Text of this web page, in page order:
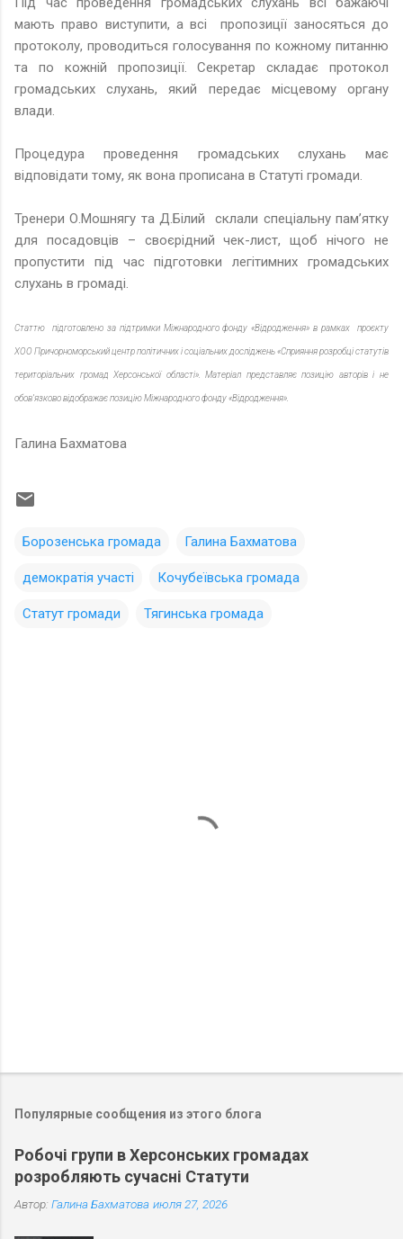
мають право виступити, а всі пропозиції заносяться до
протоколу, проводиться голосування по кожному питанню
та по кожній пропозиції. Секретар складає протокол
громадських слухань, який передає місцевому органу
влади.
Процедура проведення громадських слухань має
відповідати тому, як вона прописана в Статуті громади.
Тренери О.Мошнягу та Д.Білий склали спеціальну пам’ятку
для посадовців – своєрідний чек-лист, щоб нічого не
пропустити під час підготовки легітимних громадських
слухань в громаді.
Статтю підготовлено за підтримки Міжнародного фонду «Відродження» в рамках проєкту
ХОО Причорноморський центр політичних і соціальних досліджень «Сприяння розробці статутів
територіальних громад Херсонської області». Матеріал представляє позицію авторів і не
обов’язково відображає позицію Міжнародного фонду «Відродження».
Галина Бахматова
Борозенська громада Галина Бахматова
демократія участі Кочубеївська громада
Статут громади Тягинська громада
Популярные сообщения из этого блога
Робочі групи в Херсонських громадах
розробляють сучасні Статути
Автор: Галина Бахматова июля 27, 2026